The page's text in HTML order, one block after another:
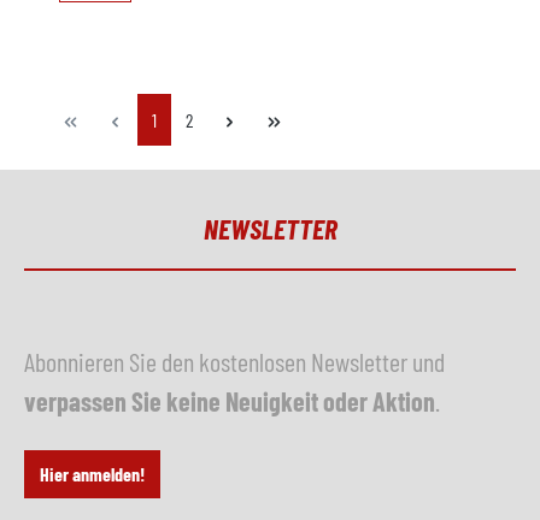
Seite
1 Seite
2
NEWSLETTER
Abonnieren Sie den kostenlosen Newsletter und
verpassen Sie keine Neuigkeit oder Aktion
Hier anmelden!